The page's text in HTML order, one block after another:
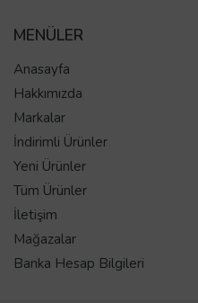
MENÜLER
Anasayfa
Hakkımızda
Markalar
İndirimli Ürünler
Yeni Ürünler
Tüm Ürünler
İletişim
Mağazalar
Banka Hesap Bilgileri